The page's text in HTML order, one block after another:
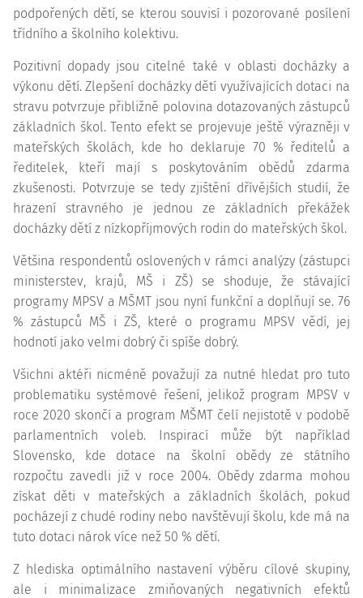
podpořených dětí, se kterou souvisí i pozorované posílení
třídního a školního kolektivu.
Pozitivní dopady jsou citelné také v oblasti docházky a
výkonu dětí. Zlepšení docházky dětí využívajících dotaci na
stravu potvrzuje přibližně polovina dotazovaných zástupců
základních škol. Tento efekt se projevuje ještě výrazněji v
mateřských školách, kde ho deklaruje 70 % ředitelů a
ředitelek, kteří mají s poskytováním obědů zdarma
zkušenosti. Potvrzuje se tedy zjištění dřívějších studií, že
hrazení stravného je jednou ze základních překážek
docházky dětí z nízkopříjmových rodin do mateřských škol.
Většina respondentů oslovených v rámci analýzy (zástupci
ministerstev, krajů, MŠ i ZŠ) se shoduje, že stávající
programy MPSV a MŠMT jsou nyní funkční a doplňují se. 76
% zástupců MŠ i ZŠ, které o programu MPSV vědí, jej
hodnotí jako velmi dobrý či spíše dobrý.
Všichni aktéři nicméně považují za nutné hledat pro tuto
problematiku systémové řešení, jelikož program MPSV v
roce 2020 skončí a program MŠMT čelí nejistotě v podobě
parlamentních voleb. Inspirací může být například
Slovensko, kde dotace na školní obědy ze státního
rozpočtu zavedli již v roce 2004. Obědy zdarma mohou
získat děti v mateřských a základních školách, pokud
pocházejí z chudé rodiny nebo navštěvují školu, kde má na
tuto dotaci nárok více než 50 % dětí.
Z hlediska optimálního nastavení výběru cílové skupiny,
ale i minimalizace zmiňovaných negativních efektů